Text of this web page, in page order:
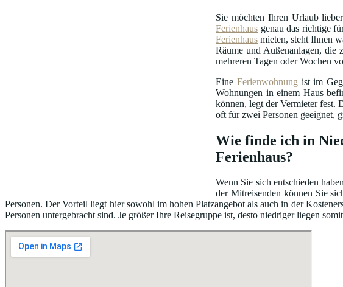
Sie möchten Ihren Urlaub
Ferienhaus genau das richtige
Ferienhaus mieten, steht Ihnen
Räume und Außenanlagen, die
mehreren Tagen oder Wochen
Eine Ferienwohnung ist im
Wohnungen in einem Haus
können, legt der Vermieter fest.
oft für zwei Personen geeignet,
Wie finde ich in
Ferienhaus?
Wenn Sie sich entschieden
der Mitreisenden können Sie
Personen. Der Vorteil liegt hier sowohl im hohen Platzangebot als auch in der
Personen untergebracht sind. Je größer Ihre Reisegruppe ist, desto niedriger liegen